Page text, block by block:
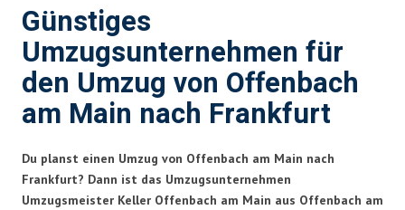
Günstiges
Umzugsunternehmen für
den Umzug von Offenbach
am Main nach Frankfurt
Du planst einen Umzug von Offenbach am Main nach
Frankfurt? Dann ist das Umzugsunternehmen
Umzugsmeister Keller Offenbach am Main aus Offenbach am